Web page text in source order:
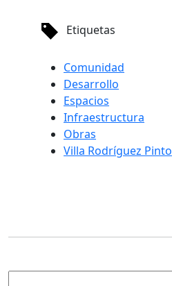
Etiquetas
Comunidad
Desarrollo
Espacios
Infraestructura
Obras
Villa Rodríguez Pinto